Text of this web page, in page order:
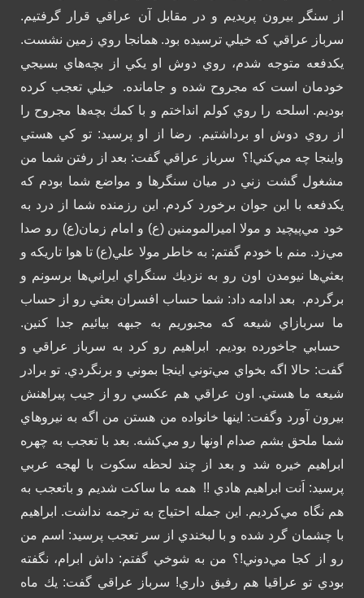
از سنگر بيرون پريديم و در مقابل آن عراقي قرار گرفتيم.
سرباز عراقي كه خيلي ترسيده بود. همانجا روي زمين نشست.
يكدفعه متوجه شدم، روي دوش او يكي از بچه‌هاي بسيجي
خودمان است كه مجروح شده و جامانده.
خيلي تعجب كرده
بوديم. اسلحه را روي كولم انداختم و با كمك بچه‌ها مجروح را
از روي دوش او برداشتيم. رضا از او پرسيد: تو كي هستي
واينجا چه مي‌كني!؟ سرباز عراقي گفت: بعد از رفتن شما من
مشغول گشت زني در ميان سنگرها و مواضع شما بودم كه
يكدفعه با اين جوان برخورد كردم. اين رزمنده شما از درد به
خود مي‌پيچيد و مولا اميرالمومنين (ع) و امام زمان(ع) رو صدا
مي‌زد. منم با خودم گفتم: به خاطر مولا علي(ع) تا هوا تاريكه و
بعثي‌ها نيومدن اون رو به نزديك سنگراي ايراني‌ها برسونم و
برگردم. بعد ادامه داد: شما حساب افسران بعثي رو از حساب
ما سربازاي شيعه كه مجبوريم به جبهه بيائيم جدا كنين.
حسابي جاخورده بوديم. ابراهيم رو كرد به سرباز عراقي و
گفت: حالا اگه بخواي مي‌توني اينجا بموني و برنگردي. تو برادر
شيعه ما هستي. اون عراقي هم عكسي رو از جيب پيراهنش
بيرون آورد وگفت: اينها خانواده من هستن من اگه به نيروهاي
شما ملحق بشم صدام اونها رو مي‌كشه. بعد با تعجب به چهره
ابراهيم خيره شد و بعد از چند لحظه سكوت با لهجه عربي
پرسيد: اَنت ابراهيم هادي !! همه ما ساكت شديم و باتعجب به
هم نگاه مي‌كرديم. اين جمله احتياج به ترجمه نداشت. ابراهيم
با چشمان گرد شده و با لبخندي از سر تعجب پرسيد: اسم من
رو از كجا مي‌دوني!؟ من به شوخي گفتم: داش ابرام، نگفته
بودي تو عراقيا هم رفيق داري! سرباز عراقي گفت: يك ماه